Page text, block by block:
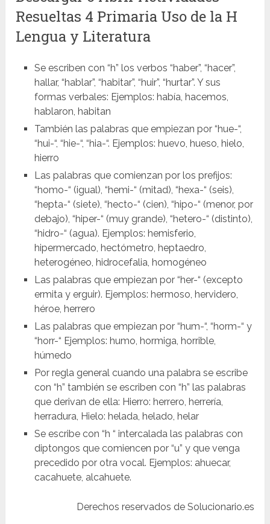
Resueltas 4 Primaria Uso de la H
Lengua y Literatura
Se escriben con “h” los verbos “haber”, “hacer”,
hallar, “hablar”, “habitar”, “huir”, “hurtar”. Y sus
formas verbales: Ejemplos: había, hacemos,
hablaron, habitan
También las palabras que empiezan por “hue-“,
“hui-“, “hie-“, “hia-“. Ejemplos: huevo, hueso, hielo,
hierro
Las palabras que comienzan por los prefijos:
“homo-“ (igual), “hemi-“ (mitad), “hexa-“ (seis),
“hepta-“ (siete), “hecto-“ (cien), “hipo-“ (menor, por
debajo), “hiper-“ (muy grande), “hetero-“ (distinto),
“hidro-“ (agua). Ejemplos: hemisferio,
hipermercado, hectómetro, heptaedro,
heterogéneo, hidrocefalia, homogéneo
Las palabras que empiezan por “her-“ (excepto
ermita y erguir). Ejemplos: hermoso, hervidero,
héroe, herrero
Las palabras que empiezan por “hum-“, “horm-“ y
“horr-“ Ejemplos: humo, hormiga, horrible,
húmedo
Por regla general cuando una palabra se escribe
con “h” también se escriben con “h” las palabras
que derivan de ella: Hierro: herrero, herrería,
herradura, Hielo: helada, helado, helar
Se escribe con “h “ intercalada las palabras con
diptongos que comiencen por “u” y que venga
precedido por otra vocal. Ejemplos: ahuecar,
cacahuete, alcahuete.
Derechos reservados de Solucionario.es